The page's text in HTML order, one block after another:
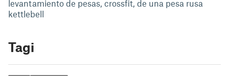
levantamiento de pesas, crossfit, de una pesa rusa
kettlebell
Tagi